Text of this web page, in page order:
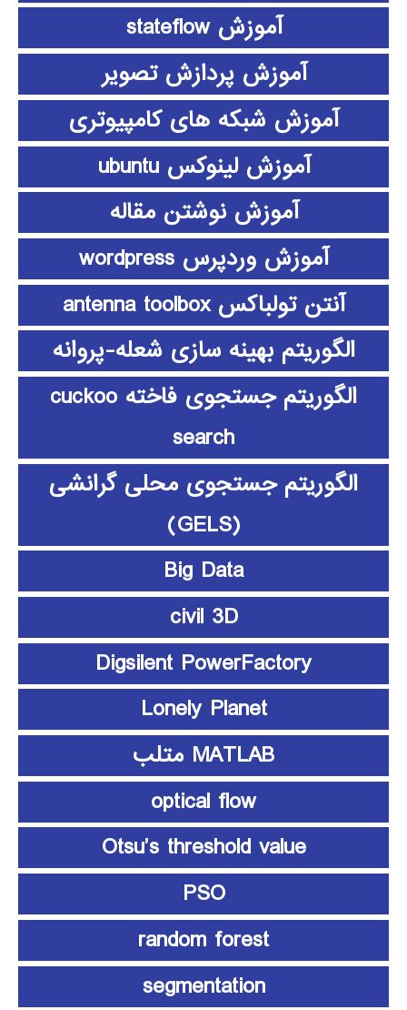
آموزش stateflow
آموزش پردازش تصویر
آموزش شبکه های کامپیوتری
آموزش لینوکس ubuntu
آموزش نوشتن مقاله
آموزش وردپرس wordpress
آنتن تولباکس antenna toolbox
الگوریتم بهینه سازی شعله-پروانه
الگوریتم جستجوی فاخته cuckoo
search
الگوریتم جستجوی محلی گرانشی
(GELS)
Big Data
civil 3D
Digsilent PowerFactory
Lonely Planet
MATLAB متلب
optical flow
Otsu’s threshold value
PSO
random forest
segmentation